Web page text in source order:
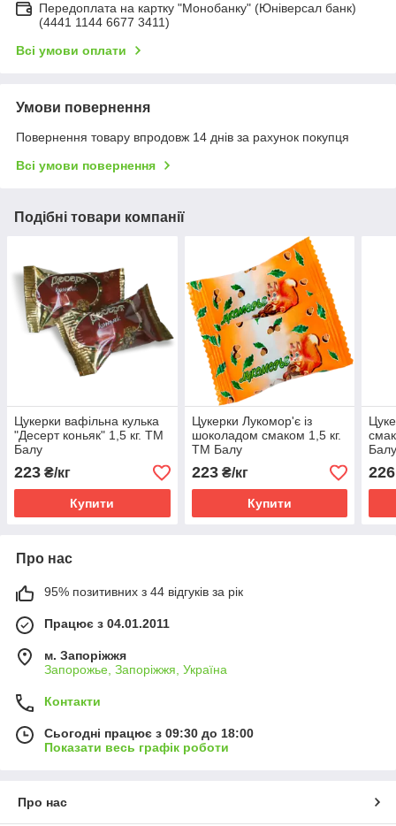
Передоплата на картку "Монобанку" (Юніверсал банк)
(4441 1144 6677 3411)
Всі умови оплати
Умови повернення
Повернення товару впродовж 14 днів за рахунок покупця
Всі умови повернення
Подібні товари компанії
Цукерки вафільна кулька
"Десерт коньяк" 1,5 кг. ТМ
Балу
223 ₴/кг
Купити
Цукерки Лукомор'є із
шоколадом смаком 1,5 кг.
ТМ Балу
223₴/кг
Купити
226
Про нас
95% позитивних з 44 відгуків за рік
Працює з 04.01.2011
м. Запоріжжя
Запорожье, Запоріжжя, Україна
Контакти
Сьогодні працює з 09:30 до 18:00
Показати весь графік роботи
Про нас